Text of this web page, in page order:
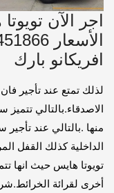
اجر الآن
افريكانو بارك
لذلك تمتع عند تأجير
الاصدقاء.بالتالي تتميز
منها .بالتالي عند تأجير
الداخلية كذلك القفل
تويوتا هايس حيث انها
أخرى لقرائة